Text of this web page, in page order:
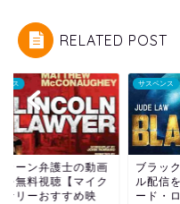
RELATED POST
ンス
カーン弁護士の動画
を無料視聴【マイク
ナリーおすすめ映
サスペンス
ブラッ
ル配信
ード・